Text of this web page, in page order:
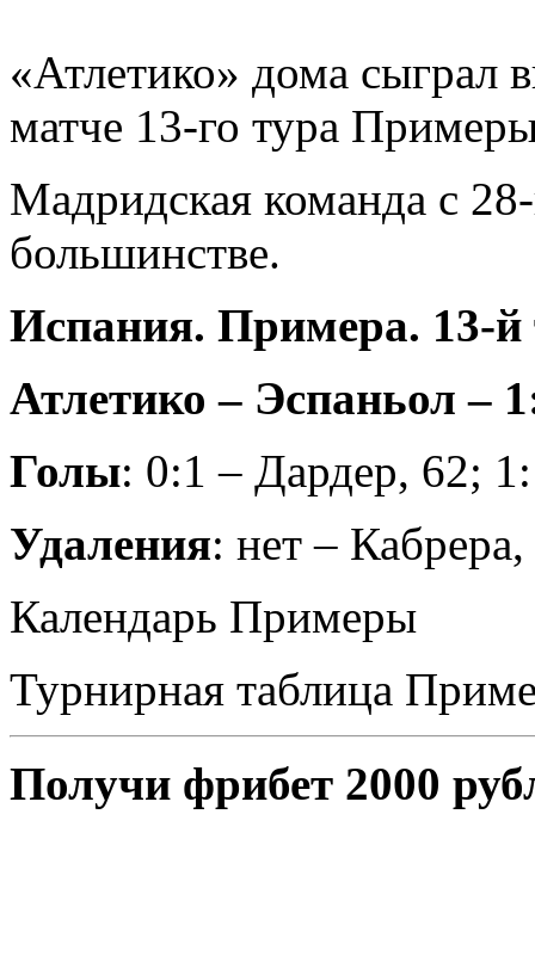
«Атлетико» дома сыграл
матче 13-го тура
Мадридская команда с
большинстве.
Испания. Примера. 13-й
Атлетико – Эспаньол –
Голы: 0:1 – Дардер, 62;
Удаления: нет –
Календарь Примеры
Турнирная таблица
Получи фрибет 2000